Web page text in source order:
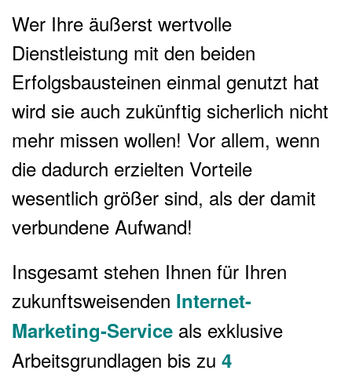
Wer Ihre äußerst wertvolle
Dienstleistung mit den beiden
Erfolgsbausteinen einmal genutzt hat
wird sie auch zukünftig sicherlich nicht
mehr missen wollen! Vor allem, wenn
die dadurch erzielten Vorteile
wesentlich größer sind, als der damit
verbundene Aufwand!
Insgesamt stehen Ihnen für Ihren
zukunftsweisenden Internet-
Marketing-Service als exklusive
Arbeitsgrundlagen bis zu 4